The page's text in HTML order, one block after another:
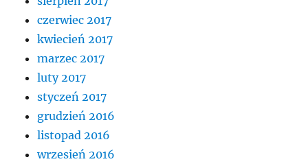
czerwiec 2017
kwiecień 2017
marzec 2017
luty 2017
styczeń 2017
grudzień 2016
listopad 2016
wrzesień 2016